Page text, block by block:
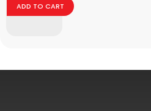
ADD TO CART